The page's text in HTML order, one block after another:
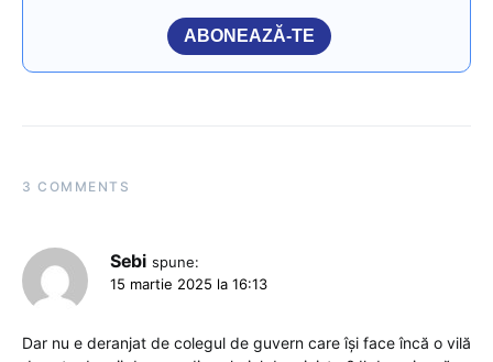
ABONEAZĂ-TE
3 COMMENTS
Sebi spune:
15 martie 2025 la 16:13
Dar nu e deranjat de colegul de guvern care își face încă o vilă